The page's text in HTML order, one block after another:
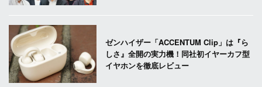
ゼンハイザー「ACCENTUM Clip」は『ら
しさ』全開の実力機！同社初イヤーカフ型
イヤホンを徹底レビュー